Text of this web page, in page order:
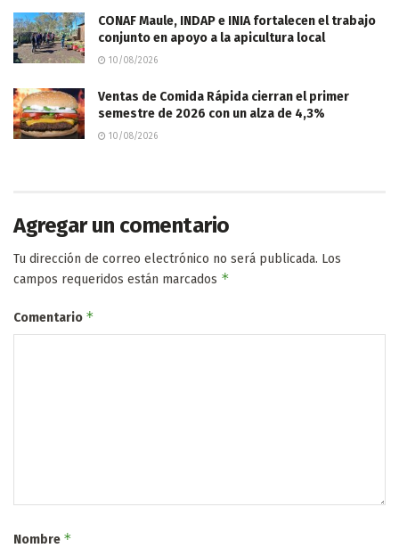
CONAF Maule, INDAP e INIA fortalecen el trabajo
conjunto en apoyo a la apicultura local
10/08/2026
Ventas de Comida Rápida cierran el primer
semestre de 2026 con un alza de 4,3%
10/08/2026
Agregar un comentario
Tu dirección de correo electrónico no será publicada. Los
campos requeridos están marcados *
Comentario *
Nombre *